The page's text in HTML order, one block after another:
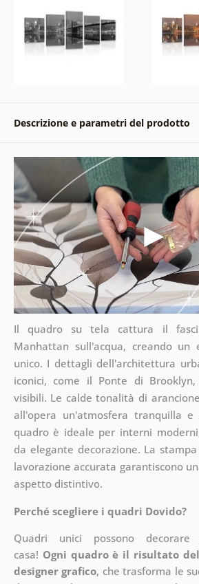
Descrizione e parametri del prodotto
Il quadro su tela cattura il
Manhattan sull'acqua, creando un
unico. I dettagli dell'architettura
iconici, come il Ponte di
visibili. Le calde tonalità di
all'opera un'atmosfera tranquilla e
quadro è ideale per interni
da elegante decorazione. La
lavorazione accurata garantiscono
aspetto distintivo.
Perché scegliere i quadri Dovido?
Quadri unici possono
casa! Ogni quadro è il risultato
designer grafico, chetrasforma le